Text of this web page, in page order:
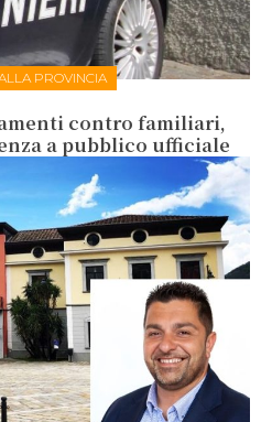
PROVINCIA
contro familiari,
a pubblico ufficiale